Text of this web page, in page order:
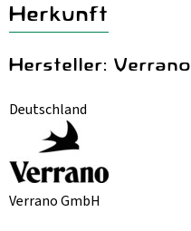
Herkunft
Hersteller: Verrano
Deutschland
Verrano GmbH